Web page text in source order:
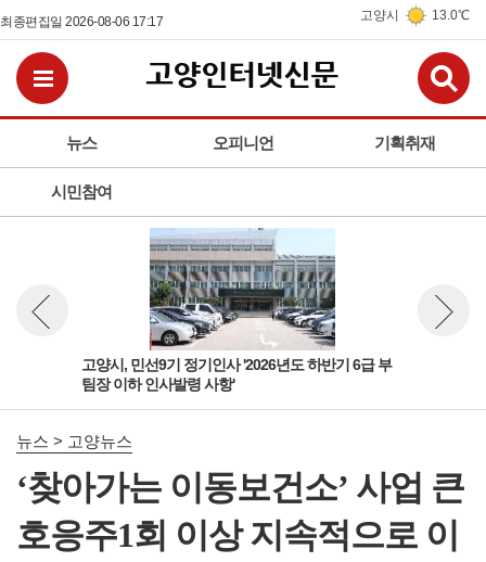
최종편집일 2026-08-06 17:17 고양시 13.0℃
뉴스 오피니언 기획취재
시민참여
전체메뉴보기
고양시, 민선9기 정기인사 '2026년도 하반기 6급 부
팀장 이하 인사발령 사항'
뉴스 이전보기
뉴스 > 고양뉴스
‘찾아가는 이동보건소’ 사업 큰
호응주1회 이상 지속적으로 이